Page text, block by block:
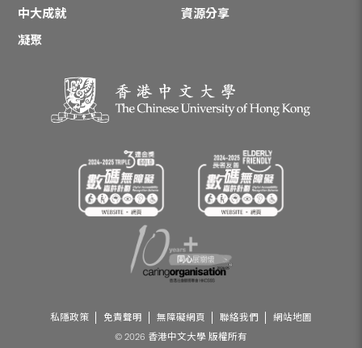
中大成就
資源分享
凝聚
私隱政策 免責聲明 無障礙網頁 聯絡我們
網站地圖
© 2026 香港中文大學 版權所有